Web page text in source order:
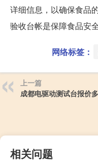
详细信息，以确保食品
验收台帐是保障食品安
网络标签：
上一篇
成都电驱动测试台报价
相关问题